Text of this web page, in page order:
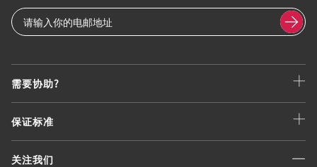
需要协助?
保证标准
关注我们